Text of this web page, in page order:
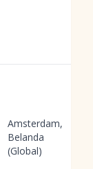
Amsterdam,
Belanda
(Global)